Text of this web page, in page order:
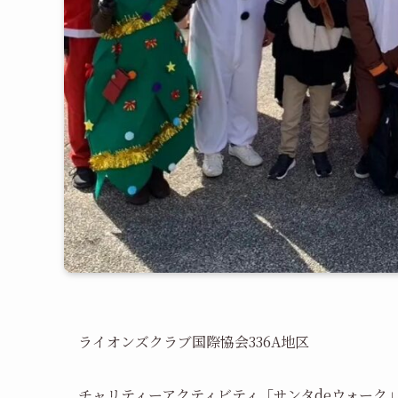
ライオンズクラブ国際協会336A地区